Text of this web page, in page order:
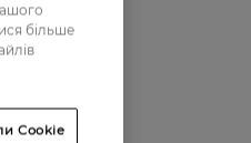
більше
Cookie